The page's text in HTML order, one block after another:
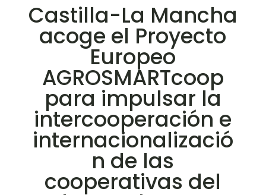
Castilla-La Mancha
acoge el Proyecto
Europeo
AGROSMARTcoop
para impulsar la
intercooperación e
internacionalizació
n de las
cooperativas del